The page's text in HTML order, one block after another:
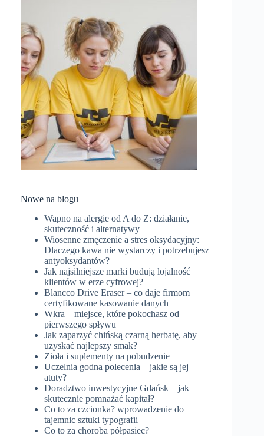
Nowe na blogu
Wapno na alergie od A do Z: działanie,
skuteczność i alternatywy
Wiosenne zmęczenie a stres oksydacyjny:
Dlaczego kawa nie wystarczy i potrzebujesz
antyoksydantów?
Jak najsilniejsze marki budują lojalność
klientów w erze cyfrowej?
Blancco Drive Eraser – co daje firmom
certyfikowane kasowanie danych
Wkra – miejsce, które pokochasz od
pierwszego spływu
Jak zaparzyć chińską czarną herbatę, aby
uzyskać najlepszy smak?
Zioła i suplementy na pobudzenie
Uczelnia godna polecenia – jakie są jej
atuty?
Doradztwo inwestycyjne Gdańsk – jak
skutecznie pomnażać kapitał?
Co to za czcionka? wprowadzenie do
tajemnic sztuki typografii
Co to za choroba półpasiec?